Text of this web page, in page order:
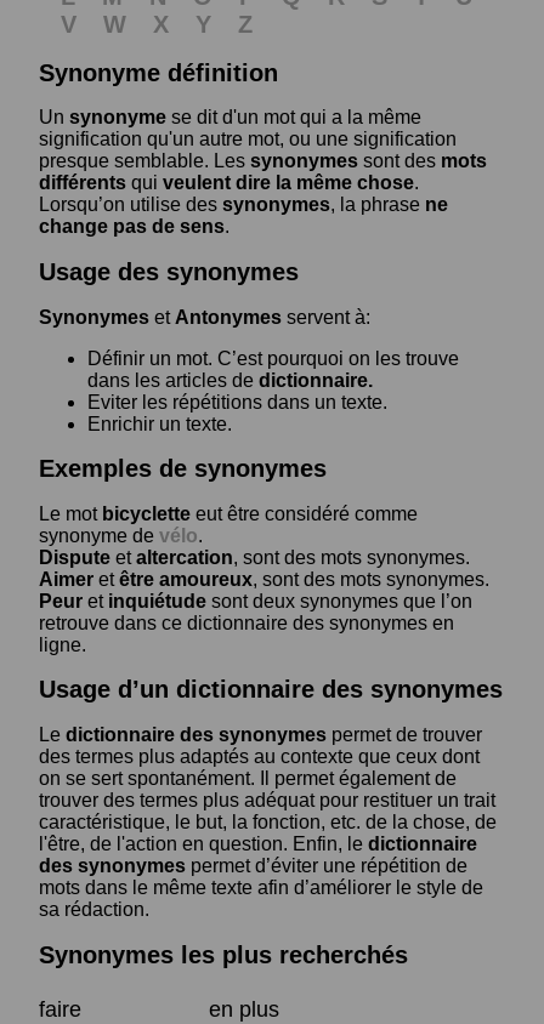
V
W X Y
Z
Synonyme définition
Un synonyme se dit d'un mot qui a la même
signification qu'un autre mot, ou une signification
presque semblable. Les synonymes sont des mots
différents qui veulent dire la même chose.
Lorsqu’on utilise des synonymes, la phrase ne
change pas de sens.
Usage des synonymes
Synonymes et Antonymes servent à:
Définir un mot. C’est pourquoi on les trouve
dans les articles de dictionnaire.
Eviter les répétitions dans un texte.
Enrichir un texte.
Exemples de synonymes
Le mot bicyclette eut être considéré comme
synonyme de vélo.
Dispute etaltercation, sont des mots synonymes.
Aimer etêtre amoureux, sont des mots synonymes.
Peur et inquiétude sont deux synonymes que l’on
retrouve dans ce dictionnaire des synonymes en
ligne.
Usage d’un dictionnaire des synonymes
Le dictionnaire des synonymes permet de trouver
des termes plus adaptés au contexte que ceux dont
on se sert spontanément. Il permet également de
trouver des termes plus adéquat pour restituer un trait
caractéristique, le but, la fonction, etc. de la chose, de
l'être, de l'action en question. Enfin, le dictionnaire
des synonymes permet d’éviter une répétition de
mots dans le même texte afin d’améliorer le style de
sa rédaction.
Synonymes les plus recherchés
faire
en plus